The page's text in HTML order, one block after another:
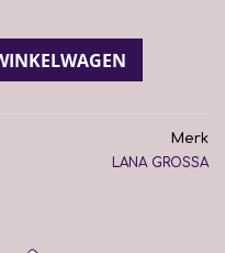
Merk
LANA GROSSA